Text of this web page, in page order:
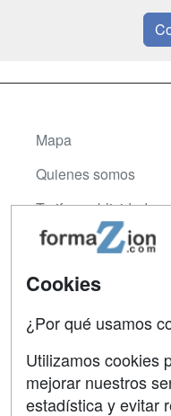
Mapa
Quienes somos
Tarifas publicidad
Acceso Usuarios
Acceso Centros
Contactar
Confidencialidad
Cookies
¿Por qué usamos
Utilizamos cookies
mejorar nuestros
estadística y evitar